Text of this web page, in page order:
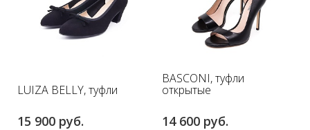
LUIZA BELLY, туфли
15 900 руб.
BASCONI, туфли
открытые
14 600 руб.